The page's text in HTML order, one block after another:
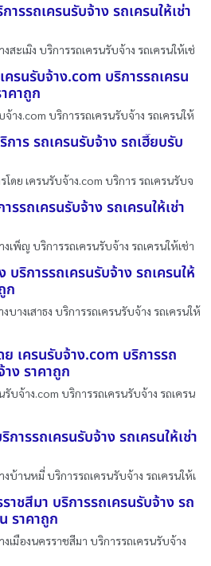
ารรถเครนรับจ้าง รถเครนให้เช่า
สะเมิง บริการรถเครนรับจ้าง รถเครนให้เช่
ครนรับจ้าง.com บริการรถเครน
คาถูก
จ้าง.com บริการรถเครนรับจ้าง รถเครนให้
การ รถเครนรับจ้าง รถเฮี๊ยบรับ
โดย เครนรับจ้าง.com บริการ รถเครนรับจ
รถเครนรับจ้าง รถเครนให้เช่า
เพ็ญ บริการรถเครนรับจ้าง รถเครนให้เช่า
บริการรถเครนรับจ้าง รถเครนให้
ก
บางเสาธง บริการรถเครนรับจ้าง รถเครนให้
เครนรับจ้าง.com บริการรถ
ง ราคาถูก
รับจ้าง.com บริการรถเครนรับจ้าง รถเครน
ารรถเครนรับจ้าง รถเครนให้เช่า
บ้านหมี่ บริการรถเครนรับจ้าง รถเครนให้เ
าชสีมา บริการรถเครนรับจ้าง รถ
ราคาถูก
เมืองนครราชสีมา บริการรถเครนรับจ้าง